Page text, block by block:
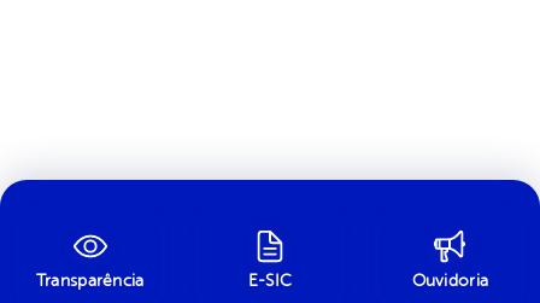
Transparência E-SIC Ouvidoria